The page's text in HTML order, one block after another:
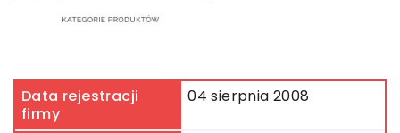
Data rejestracji
firmy
04 sierpnia 2008